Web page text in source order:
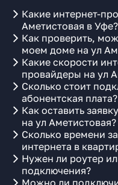
Какие интернет-
Аметистовая в Уфе?
Как проверить,
моем доме на ул
Какие скорости
провайдеры на ул
Сколько стоит
абонентская плата?
Как оставить
на ул Аметистовая?
Сколько времени
интернета в
Нужен ли роутер
подключения?
Можно ли